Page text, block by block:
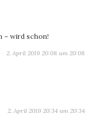
– wird schon!
2. April 2019 20:08 um 20:08
2. April 2019 20:34 um 20:34